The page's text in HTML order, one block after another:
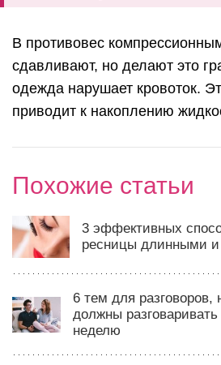
В противовес
сдавливают, но делают это
одежда нарушает кровоток.
приводит к накоплению
Похожие статьи
3 эффективных
ресницы длинными и
6 тем для разговоров,
должны
неделю